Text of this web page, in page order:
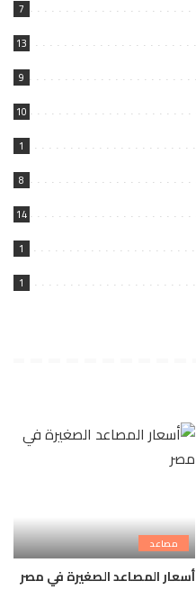
7
13
9
10
1
8
14
1
1
مصاعد
أسعار المصاعد الصغيرة في مصر